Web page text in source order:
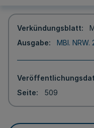
Verkündungsblatt
Ausgabe
MBl. NRW.
Seite
509